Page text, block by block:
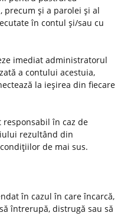
şi a parolei şi al
în contul şi/sau cu
imediat administratorul
a contului acestuia,
la ieşirea din fiecare
în caz de
rezultând din
de mai sus.
în cazul în care încarcă,
întrerupă, distrugă sau să